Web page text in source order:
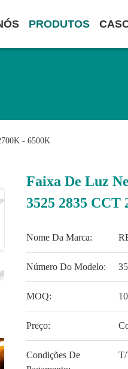
PRODUTOS
- 6500K
Faixa De Luz
3525 2835 CCT
Nome Da Marca:
Número Do Modelo:
MOQ:
Preço:
Condições De
T/